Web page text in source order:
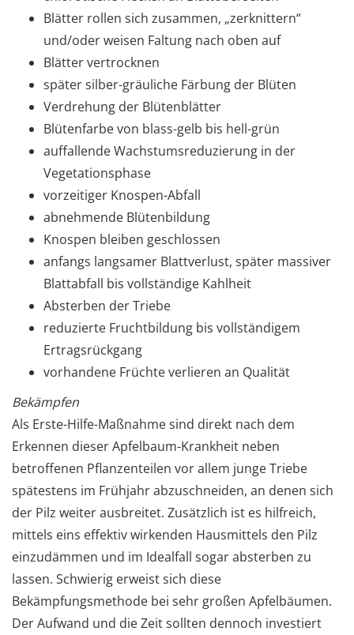
Blätter rollen sich zusammen, „zerknittern“
und/oder weisen Faltung nach oben auf
Blätter vertrocknen
später silber-gräuliche Färbung der Blüten
Verdrehung der Blütenblätter
Blütenfarbe von blass-gelb bis hell-grün
auffallende Wachstumsreduzierung in der
Vegetationsphase
vorzeitiger Knospen-Abfall
abnehmende Blütenbildung
Knospen bleiben geschlossen
anfangs langsamer Blattverlust, später massiver
Blattabfall bis vollständige Kahlheit
Absterben der Triebe
reduzierte Fruchtbildung bis vollständigem
Ertragsrückgang
vorhandene Früchte verlieren an Qualität
Bekämpfen
Als Erste-Hilfe-Maßnahme sind direkt nach dem
Erkennen dieser Apfelbaum-Krankheit neben
betroffenen Pflanzenteilen vor allem junge Triebe
spätestens im Frühjahr abzuschneiden, an denen sich
der Pilz weiter ausbreitet. Zusätzlich ist es hilfreich,
mittels eins effektiv wirkenden Hausmittels den Pilz
einzudämmen und im Idealfall sogar absterben zu
lassen. Schwierig erweist sich diese
Bekämpfungsmethode bei sehr großen Apfelbäumen.
Der Aufwand und die Zeit sollten dennoch investiert